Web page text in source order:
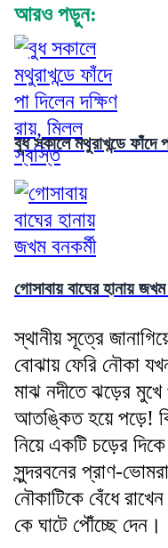
আরও পড়ুন:
বুধ সকালে মথুরাখন্ডে ফাঁদে
গোসাবায় বাঘের হানায় জখম
স্থানীয় সূত্রে
বোঝায় ফেরি নৌকা
মাঝ নদীতে ঝড়ের মুখে
আতঙ্কিত হয়ে পড়ে!
নিয়ে একটি চড়ের
সুন্দরবনের প্রাণ-
নৌকাটিকে বেঁধে
কে ঘাটে পৌঁচ্ছে দেন।